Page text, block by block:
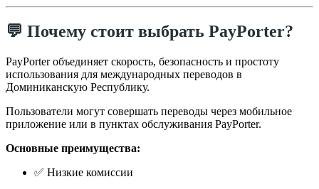
💬 Почему стоит выбрать PayPorter?
PayPorter объединяет скорость, безопасность и простоту
использования для международных переводов в
Доминиканскую Республику.
Пользователи могут совершать переводы через мобильное
приложение или в пунктах обслуживания PayPorter.
Основные преимущества:
✅ Низкие комиссии